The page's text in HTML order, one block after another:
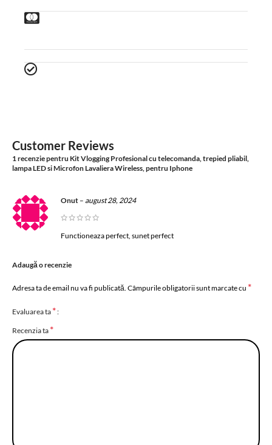
Customer Reviews
1 recenzie pentru Kit Vlogging Profesional cu telecomanda, trepied pliabil,
lampa LED si Microfon Lavaliera Wireless, pentru Iphone
Onut – august 28, 2024
Functioneaza perfect, sunet perfect
Adaugă o recenzie
Adresa ta de email nu va fi publicată. Câmpurile obligatorii sunt marcate cu *
Evaluarea ta *
Recenzia ta *